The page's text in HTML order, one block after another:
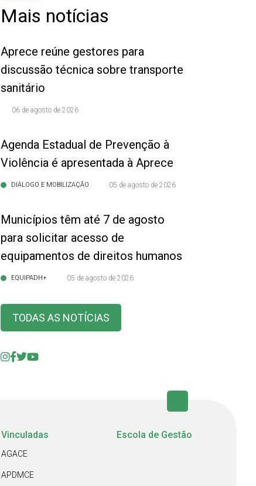
Mais notícias
Aprece reúne gestores para
discussão técnica sobre transporte
sanitário
06 de agosto de 2026
Agenda Estadual de Prevenção à
Violência é apresentada à Aprece
DIÁLOGO E MOBILIZAÇÃO 05 de agosto de 2026
Municípios têm até 7 de agosto
para solicitar acesso de
equipamentos de direitos humanos
EQUIPADH+ 05 de agosto de 2026
TODAS AS NOTÍCIAS
Vinculadas
AGACE
APDMCE
Escola de Gestão